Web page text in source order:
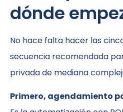
dónde
No hace falta hacer las
secuencia recomendada
privada de mediana
Primero, agendamiento